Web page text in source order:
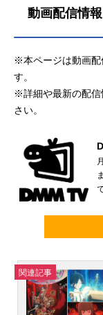
動画配信情報
※本ページは動画配
す。
※詳細や最新の配信
さい。
関連記事